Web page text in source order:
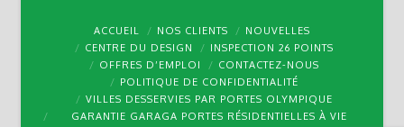
ACCUEIL NOS CLIENTS
NOUVELLES
CENTRE DU DESIGN
INSPECTION 26 POINTS
OFFRES D’EMPLOI
CONTACTEZ-NOUS
POLITIQUE DE CONFIDENTIALITÉ
VILLES DESSERVIES PAR PORTES OLYMPIQUE
GARANTIE GARAGA PORTES RÉSIDENTIELLES À VIE